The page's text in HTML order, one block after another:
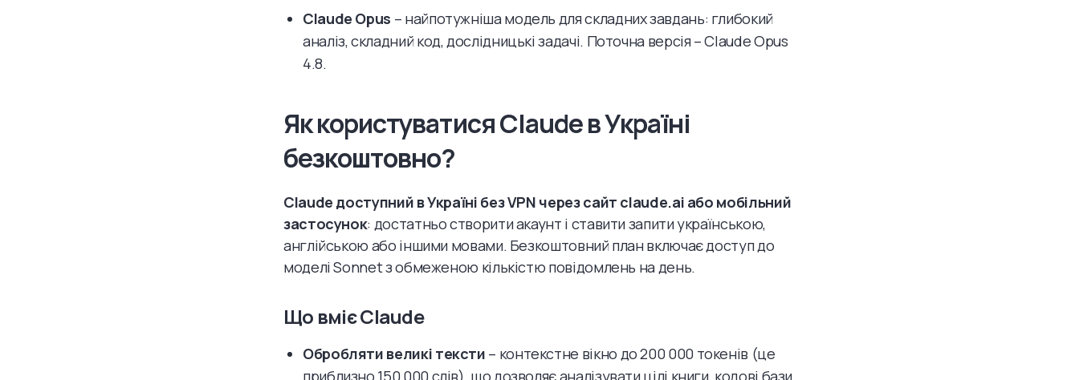
Claude Opus – найпотужніша модель для складних завдань: глибокий
аналіз, складний код, дослідницькі задачі. Поточна версія – Claude Opus
4.8.
Як користуватися Claude в Україні
безкоштовно?
Claude доступний в Україні без VPN через сайт claude.ai або мобільний
застосунок: достатньо створити акаунт і ставити запити українською,
англійською або іншими мовами. Безкоштовний план включає доступ до
моделі Sonnet з обмеженою кількістю повідомлень на день.
Що вміє Claude
Обробляти великі тексти – контекстне вікно до 200 000 токенів (це
приблизно 150 000 слів), що дозволяє аналізувати цілі книги, кодові бази